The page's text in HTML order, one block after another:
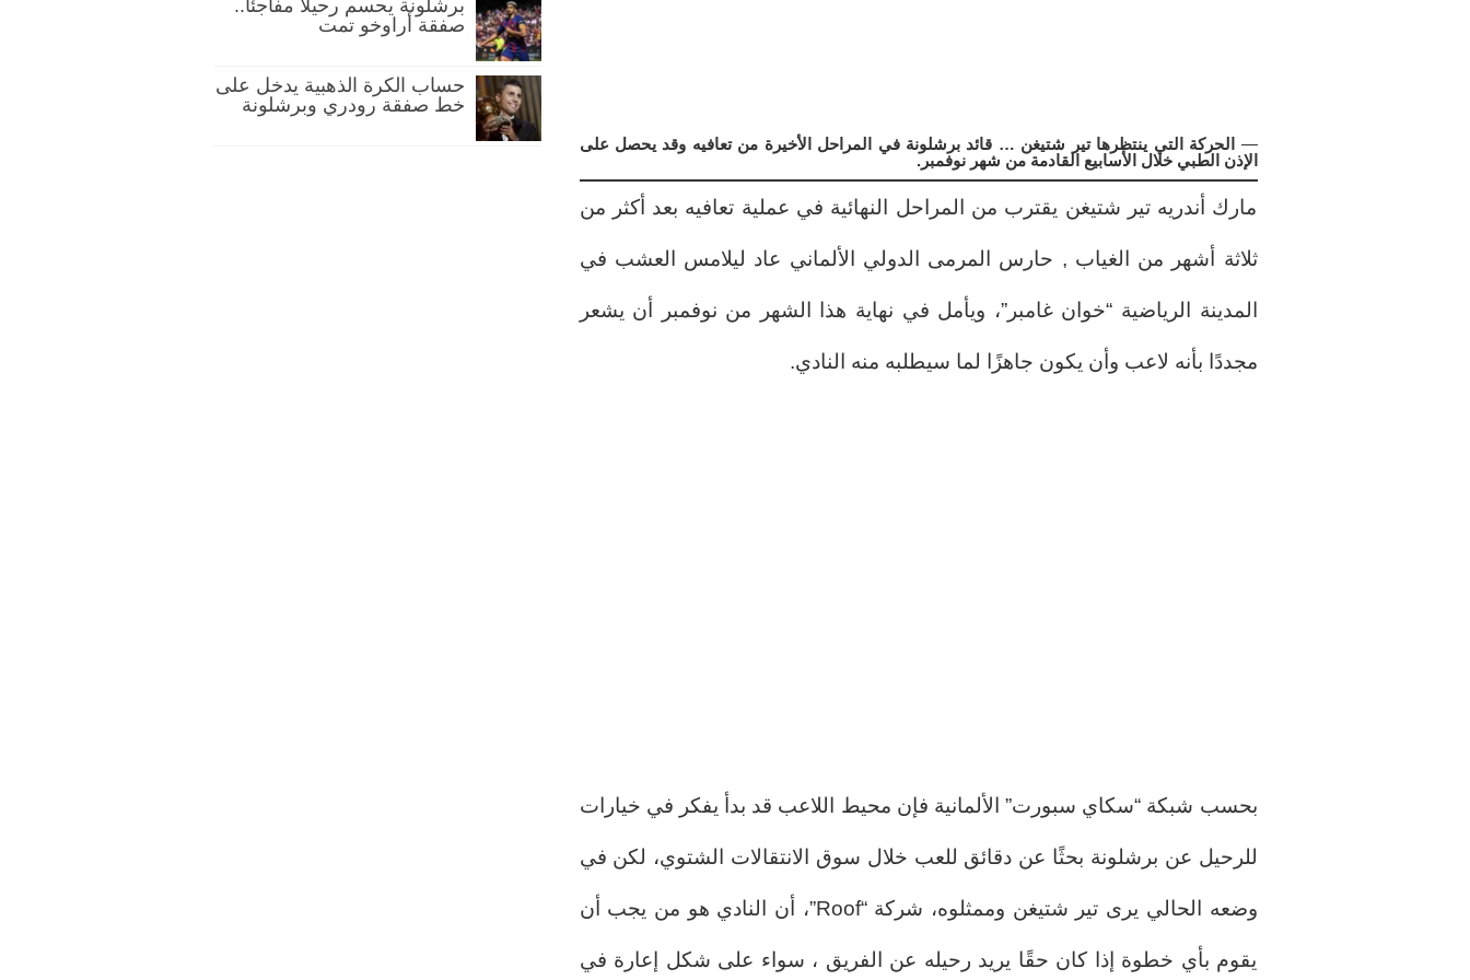
—
الحركة التي ينتظرها تير شتيغن … قائد برشلونة في المراحل الأخيرة من تعافيه وقد يحصل على
الإذن الطبي خلال الأسابيع القادمة من شهر نوفمبر.
مارك أندريه تير شتيغن يقترب من المراحل النهائية في عملية تعافيه بعد أكثر من
ثلاثة أشهر من الغياب , حارس المرمى الدولي الألماني عاد ليلامس العشب في
المدينة الرياضية “خوان غامبر”، ويأمل في نهاية هذا الشهر من نوفمبر أن يشعر
مجددًا بأنه لاعب وأن يكون جاهزًا لما سيطلبه منه النادي.
بحسب شبكة “سكاي سبورت” الألمانية فإن محيط اللاعب قد بدأ يفكر في خيارات
للرحيل عن برشلونة بحثًا عن دقائق للعب خلال سوق الانتقالات الشتوي، لكن في
وضعه الحالي يرى تير شتيغن وممثلوه، شركة “Roof”، أن النادي هو من يجب أن
يقوم بأي خطوة إذا كان حقًا يريد رحيله عن الفريق ، سواء على شكل إعارة في
برشلونة يحسم رحيلًا مفاجئًا..
صفقة أراوخو تمت
حساب الكرة الذهبية يدخل على
خط صفقة رودري وبرشلونة